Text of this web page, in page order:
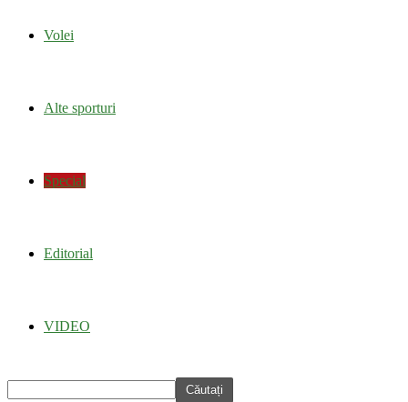
Volei
Alte sporturi
Special
Editorial
VIDEO